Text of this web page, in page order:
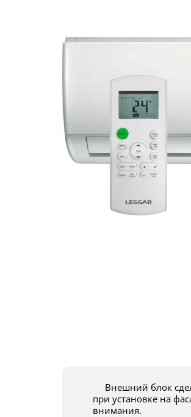
Внешний блок сделан максимально строгим и минималистичным, поэтому
при установке на
внимания.